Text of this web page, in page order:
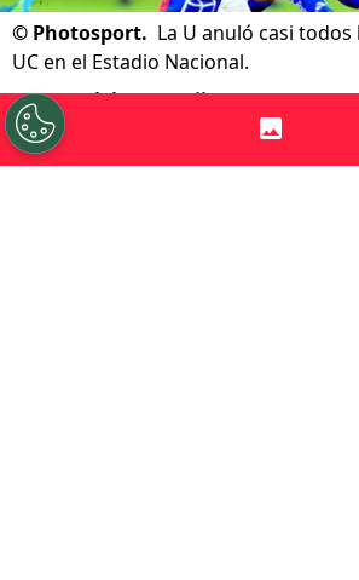
© Photosport. La U anuló casi
UC en el Estadio Nacional.
Por Patricio Echagüe